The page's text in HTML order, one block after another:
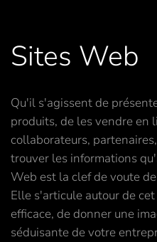
Sites Web
Qu'il s'agissent de
produits, de les vendre en
collaborateurs,
trouver les informations
Web est la clef de voute
Elle s'articule autour de
efficace, de donner une
séduisante de votre